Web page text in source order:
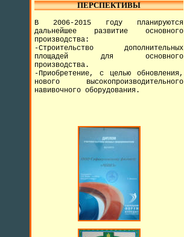
ПЕРСПЕКТИВЫ
В 2006-2015 году планируются
дальнейшее развитие основного
производства:
-Строительство дополнительных
площадей для основного
производства.
-Приобретение, с целью обновления,
нового высокопроизводительного
навивочного оборудования.